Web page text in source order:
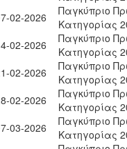
02-2026
Παγκύπριο
Κατηγορίας
02-2026
Παγκύπριο
Κατηγορίας
02-2026
Παγκύπριο
Κατηγορίας
02-2026
Παγκύπριο
Κατηγορίας
03-2026
Παγκύπριο
Κατηγορίας